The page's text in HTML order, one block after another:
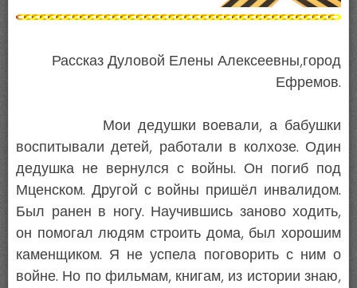
Рассказ Дуловой Елены Алексеевны,город
Ефремов.
Мои дедушки воевали, а бабушки
воспитывали детей, работали в колхозе. Один
дедушка не вернулся с войны. Он погиб под
Мценском. Другой с войны пришёл инвалидом.
Был ранен в ногу. Научившись заново ходить,
он помогал людям строить дома, был хорошим
каменщиком. Я не успела поговорить с ним о
войне. Но по фильмам, книгам, из истории знаю,